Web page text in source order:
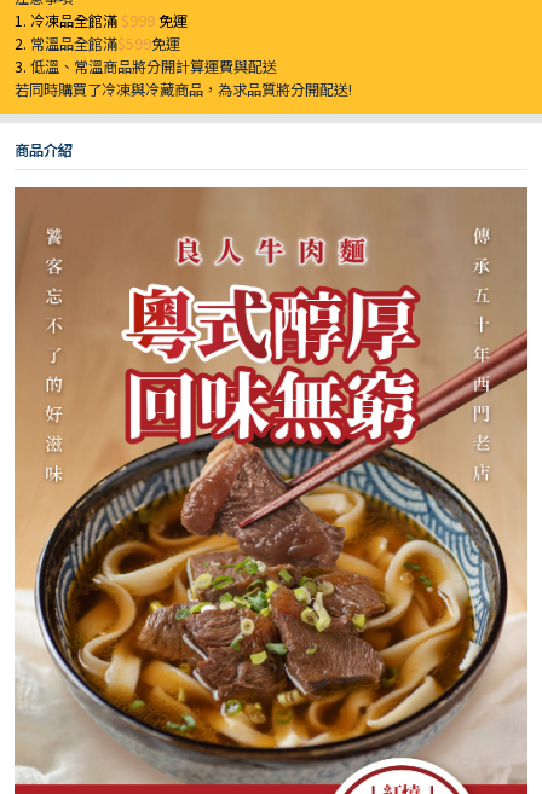
1. 冷凍品全館滿 $999免運
2. 常溫品全館滿$599免運
3.低溫、常溫商品將分開計算運費與配送
若同時購買了冷凍與冷藏商品，為求品質將分開配送!
商品介紹